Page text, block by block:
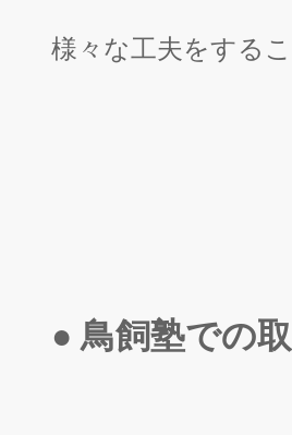
様々な工夫をする
● 鳥飼塾での